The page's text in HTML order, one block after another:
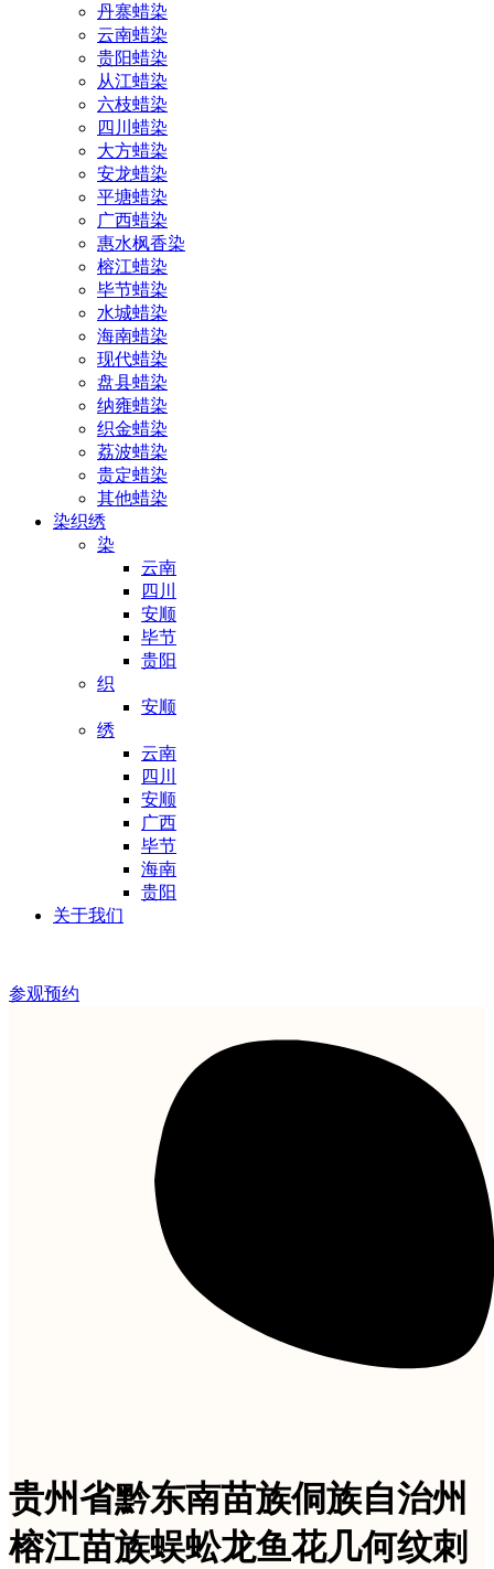
丹寨蜡染
云南蜡染
贵阳蜡染
从江蜡染
六枝蜡染
四川蜡染
大方蜡染
安龙蜡染
平塘蜡染
广西蜡染
惠水枫香染
榕江蜡染
毕节蜡染
水城蜡染
海南蜡染
现代蜡染
盘县蜡染
纳雍蜡染
织金蜡染
荔波蜡染
贵定蜡染
其他蜡染
染织绣
染
云南
四川
安顺
毕节
贵阳
织
安顺
绣
云南
四川
安顺
广西
毕节
海南
贵阳
关于我们
参观预约
贵州省黔东南苗族侗族自治州
榕江苗族蜈蚣龙鱼花几何纹刺